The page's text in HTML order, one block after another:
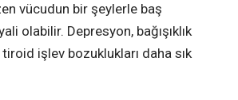
vücudun bir şeylerle baş
olabilir. Depresyon, bağışıklık
işlev bozuklukları daha sık